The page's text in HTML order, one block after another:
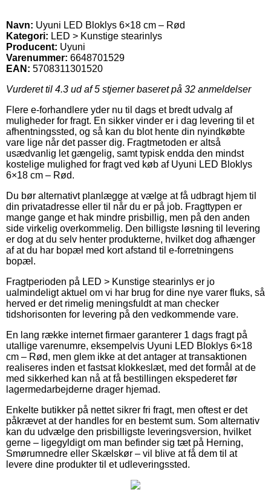
Navn: Uyuni LED Bloklys 6×18 cm – Rød
Kategori: LED > Kunstige stearinlys
Producent: Uyuni
Varenummer: 6648701529
EAN: 5708311301520
Vurderet til 4.3 ud af 5 stjerner baseret på 32 anmeldelser
Flere e-forhandlere yder nu til dags et bredt udvalg af
muligheder for fragt. En sikker vinder er i dag levering til et
afhentningssted, og så kan du blot hente din nyindkøbte
vare lige når det passer dig. Fragtmetoden er altså
usædvanlig let gængelig, samt typisk endda den mindst
kostelige mulighed for fragt ved køb af Uyuni LED Bloklys
6×18 cm – Rød.
Du bør alternativt planlægge at vælge at få udbragt hjem til
din privatadresse eller til når du er på job. Fragttypen er
mange gange et hak mindre prisbillig, men på den anden
side virkelig overkommelig. Den billigste løsning til levering
er dog at du selv henter produkterne, hvilket dog afhænger
af at du har bopæl med kort afstand til e-forretningens
bopæl.
Fragtperioden på LED > Kunstige stearinlys er jo
ualmindeligt aktuel om vi har brug for dine nye varer fluks, så
herved er det rimelig meningsfuldt at man checker
tidshorisonten for levering på den vedkommende vare.
En lang række internet firmaer garanterer 1 dags fragt på
utallige varenumre, eksempelvis Uyuni LED Bloklys 6×18
cm – Rød, men glem ikke at det antager at transaktionen
realiseres inden et fastsat klokkeslæt, med det formål at de
med sikkerhed kan nå at få bestillingen ekspederet før
lagermedarbejderne drager hjemad.
Enkelte butikker på nettet sikrer fri fragt, men oftest er det
påkrævet at der handles for en bestemt sum. Som alternativ
kan du udvælge den prisbilligste leveringsversion, hvilket
gerne – ligegyldigt om man befinder sig tæt på Herning,
Smørumnedre eller Skælskør – vil blive at få dem til at
levere dine produkter til et udleveringssted.